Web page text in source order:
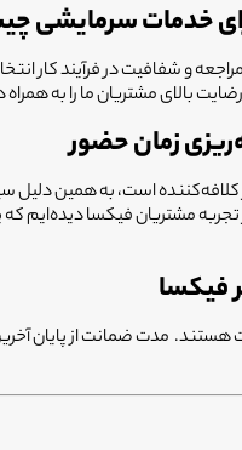
خدمات سرمایشی
بالای مشتریان ما را به
زمان حضور
مشتریان فیکسا دیده‌ایم که
دارای ۶ ماه ضمانت کیفیت